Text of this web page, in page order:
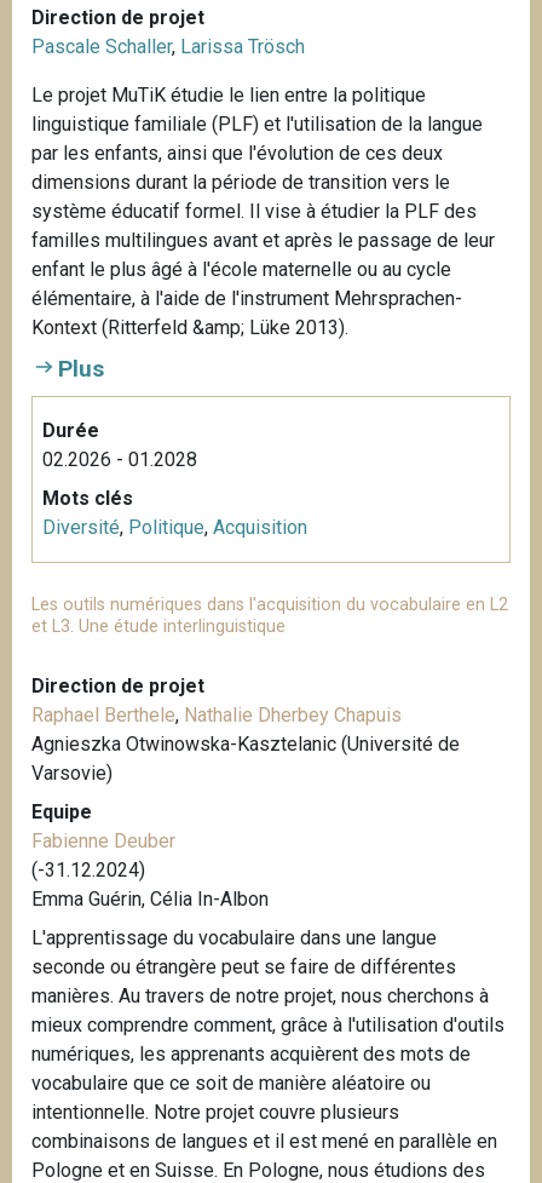
Direction de projet
Pascale Schaller, Larissa Trösch
Le projet MuTiK étudie le lien entre la politique
linguistique familiale (PLF) et l'utilisation de la langue
par les enfants, ainsi que l'évolution de ces deux
dimensions durant la période de transition vers le
système éducatif formel. Il vise à étudier la PLF des
familles multilingues avant et après le passage de leur
enfant le plus âgé à l'école maternelle ou au cycle
élémentaire, à l'aide de l'instrument Mehrsprachen-
Kontext (Ritterfeld &amp; Lüke 2013).
Plus
Durée
02.2026 - 01.2028
Mots clés
Diversité, Politique, Acquisition
Les outils numériques dans l'acquisition du vocabulaire en L2
et L3. Une étude interlinguistique
Direction de projet
Raphael Berthele, Nathalie Dherbey Chapuis
Agnieszka Otwinowska-Kasztelanic (Université de
Varsovie)
Equipe
Fabienne Deuber
(-31.12.2024)
Emma Guérin, Célia In-Albon
L'apprentissage du vocabulaire dans une langue
seconde ou étrangère peut se faire de différentes
manières. Au travers de notre projet, nous cherchons à
mieux comprendre comment, grâce à l'utilisation d'outils
numériques, les apprenants acquièrent des mots de
vocabulaire que ce soit de manière aléatoire ou
intentionnelle. Notre projet couvre plusieurs
combinaisons de langues et il est mené en parallèle en
Pologne et en Suisse. En Pologne, nous étudions des